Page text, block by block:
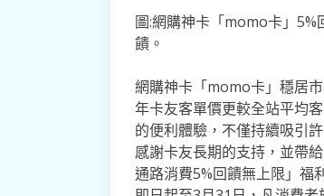
圖:網購神卡「momo卡」5%
饋。
網購神卡「momo卡」穩居
年卡友客單價更較全站平均
的便利體驗，不僅持續吸引
感謝卡友長期的支持，並帶
通路消費5%回饋無上限」福